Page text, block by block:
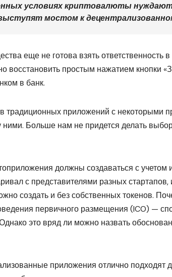
условиях криптовалюты
мостом к
еще не готова взять ответственность
восстановить простым нажатием кнопки
в банк.
традиционных приложений с некоторыми
ними. Больше нам не придется делать
должны создаваться с учетом
с представителями разных
создать и без собственных токенов.
первичного размещения (ICO) —
это вряд ли можно назвать
приложения отлично подходят